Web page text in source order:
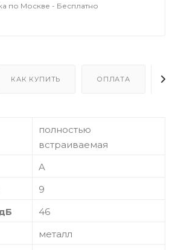
по Москве - Бесплатно
КАК КУПИТЬ ОПЛАТА
полностью
встраиваемая
A
9
46
металл